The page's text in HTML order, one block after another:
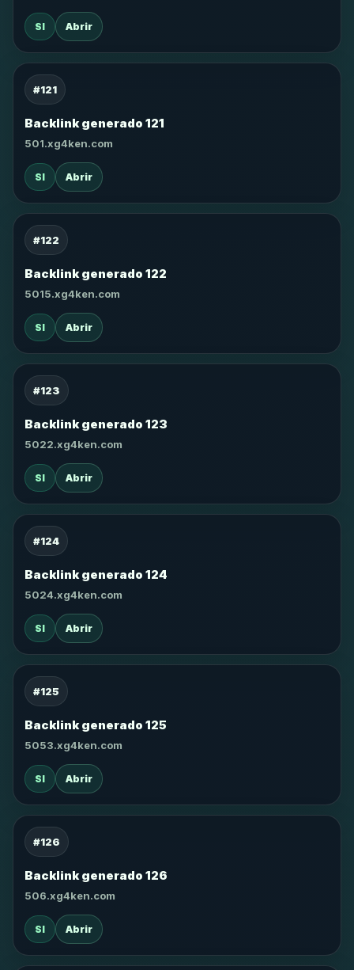
SI Abrir
#121
Backlink generado 121
501.xg4ken.com
SI Abrir
#122
Backlink generado 122
5015.xg4ken.com
SI Abrir
#123
Backlink generado 123
5022.xg4ken.com
SI Abrir
#124
Backlink generado 124
5024.xg4ken.com
SI Abrir
#125
Backlink generado 125
5053.xg4ken.com
SI Abrir
#126
Backlink generado 126
506.xg4ken.com
SI Abrir